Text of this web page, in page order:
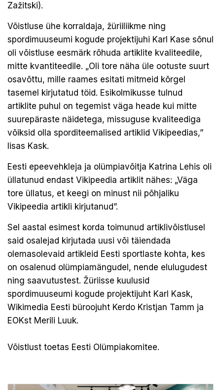
Zažitski).
Võistluse ühe korraldaja, žüriiliikme ning
spordimuuseumi kogude projektijuhi Karl Kase sõnul
oli võistluse eesmärk rõhuda artiklite kvaliteedile,
mitte kvantiteedile. „Oli tore näha üle ootuste suurt
osavõttu, mille raames esitati mitmeid kõrgel
tasemel kirjutatud töid. Esikolmikusse tulnud
artiklite puhul on tegemist väga heade kui mitte
suurepäraste näidetega, missuguse kvaliteediga
võiksid olla sporditeemalised artiklid Vikipeedias,”
lisas Kask.
Eesti epeevehkleja ja olümpiavõitja Katrina Lehis oli
üllatunud endast Vikipeedia artiklit nähes: „Väga
tore üllatus, et keegi on minust nii põhjaliku
Vikipeedia artikli kirjutanud”.
Sel aastal esimest korda toimunud artiklivõistlusel
said osalejad kirjutada uusi või täiendada
olemasolevaid artikleid Eesti sportlaste kohta, kes
on osalenud olümpiamängudel, nende elulugudest
ning saavutustest. Žüriisse kuulusid
spordimuuseumi kogude projektijuht Karl Kask,
Wikimedia Eesti büroojuht Kerdo Kristjan Tamm ja
EOKst Merili Luuk.
Võistlust toetas Eesti Olümpiakomitee.